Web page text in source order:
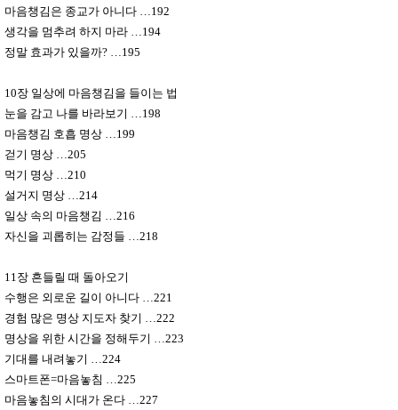
마음챙김은 종교가 아니다 …192
생각을 멈추려 하지 마라 …194
정말 효과가 있을까? …195
10장 일상에 마음챙김을 들이는 법
눈을 감고 나를 바라보기 …198
마음챙김 호흡 명상 …199
걷기 명상 …205
먹기 명상 …210
설거지 명상 …214
일상 속의 마음챙김 …216
자신을 괴롭히는 감정들 …218
11장 흔들릴 때 돌아오기
수행은 외로운 길이 아니다 …221
경험 많은 명상 지도자 찾기 …222
명상을 위한 시간을 정해두기 …223
기대를 내려놓기 …224
스마트폰=마음놓침 …225
마음놓침의 시대가 온다 …227